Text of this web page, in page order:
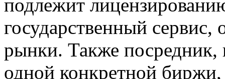
подлежит
государственный сервис,
рынки. Также посредник,
одной конкретной